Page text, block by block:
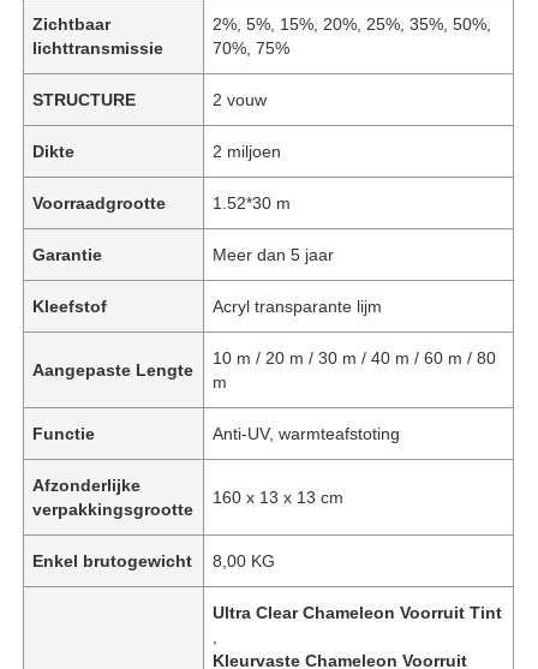
Zichtbaar
lichttransmissie
2%, 5%, 15%, 20%, 25%, 35%, 50%,
70%, 75%
STRUCTURE 2 vouw
Dikte 2 miljoen
Voorraadgrootte 1.52*30 m
Garantie Meer dan 5 jaar
Kleefstof Acryl transparante lijm
Aangepaste Lengte
10 m / 20 m / 30 m / 40 m / 60 m / 80
m
Functie Anti-UV, warmteafstoting
Afzonderlijke
verpakkingsgrootte
160 x 13 x 13 cm
Enkel brutogewicht 8,00 KG
Ultra Clear Chameleon Voorruit Tint
Kleurvaste Chameleon Voorruit